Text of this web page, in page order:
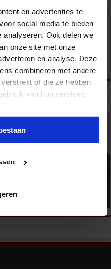
en advertenties te
social media te bieden
analyseren. Ook delen we
onze site met onze
en analyse. Deze
combineren met andere
of die ze hebben
van hun services.